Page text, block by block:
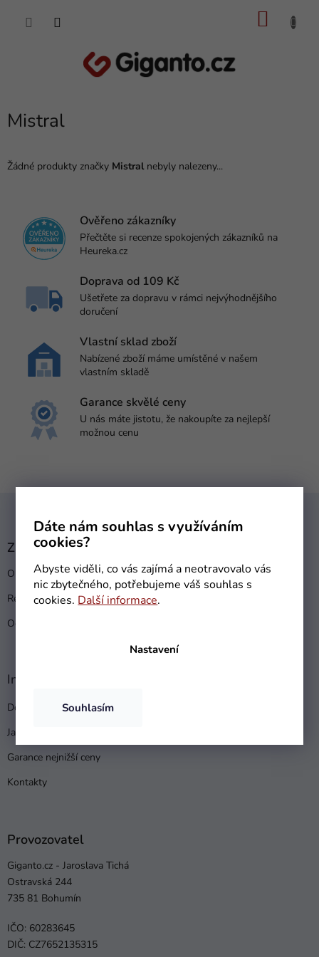
Dáte nám souhlas s využíváním
cookies?
Abyste viděli, co vás zajímá a neotravovalo vás
nic zbytečného, potřebujeme váš souhlas s
cookies. Další informace.
Nastavení
Souhlasím
Mistral
Žádné produkty značky Mistralnebyly nalezeny...
Ověřeno zákazníky
Přečtěte si recenze spokojených zákazníků na
Heureka.cz
Doprava od 109 Kč
Ušetřete za dopravu v rámci nejvýhodnějšího
doručení
Vlastní sklad zboží
Nabízené zboží máme umístěné v našem
vlastním skladě
Garance skvělé ceny
U nás máte jistotu, že nakoupíte za nejlepší
možnou cenu
Zákaznický servis
Obchodní podmínky
Reklamační řád
Ochrana osobních údajů
Informace pro vás
Doprava a platba
Jak nakupovat
Garance nejnižší ceny
Kontakty
Provozovatel
Giganto.cz - Jaroslava Tichá
Ostravská 244
735 81 Bohumín
IČO: 60283645
DIČ: CZ7652135315